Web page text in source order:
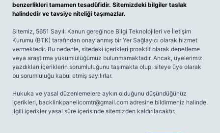
benzerlikleri tamamen tesadüfidir. Sitemizdeki bilgiler taslak
halindedir ve tavsiye niteliği taşımazlar.
Sitemiz, 5651 Sayılı Kanun gereğince Bilgi Teknolojileri ve İletişim
Kurumu (BTK) tarafından onaylanmış bir Yer Sağlayıcı olarak hizmet
vermektedir. Bu nedenle, sitedeki içerikleri proaktif olarak denetleme
veya araştırma yükümlülüğümüz bulunmamaktadır. Ancak, üyelerimiz
yazdıkları içeriklerin sorumluluğunu taşımakta olup, siteye üye olarak
bu sorumluluğu kabul etmiş sayılırlar.
Hukuka ve yasal düzenlemelere aykırı olduğunu düşündüğünüz
içerikleri, backlinkpanelicomtr@gmail.com adresine bildirmeniz halinde,
ilgili içerikler yasal süre içerisinde sitemizden kaldırılacaktır.